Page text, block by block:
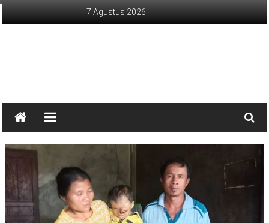
Lompat
7 Agustus 2026
jujur
terpercaya